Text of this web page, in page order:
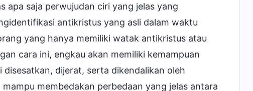
apa saja perwujudan ciri yang jelas yang
antikristus yang asli dalam waktu
yang hanya memiliki watak antikristus atau
cara ini, engkau akan memiliki kemampuan
dijerat, serta dikendalikan oleh
membedakan perbedaan yang jelas antara